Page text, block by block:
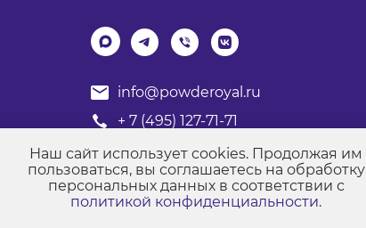
info@powderoyal.ru
+ 7 (495) 127-71-71
График работы: Пн-Пт
Время работы: с 8:00 до 17:00
© Порошковые краски "Роял Групп" 2017-2026
Наш сайт использует cookies. Продолжая им
пользоваться, вы соглашаетесь на обработку
персональных данных в соответствии с
политикой конфиденциальности.